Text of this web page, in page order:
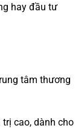
hay đầu tư
tâm thương
trị cao, dành cho